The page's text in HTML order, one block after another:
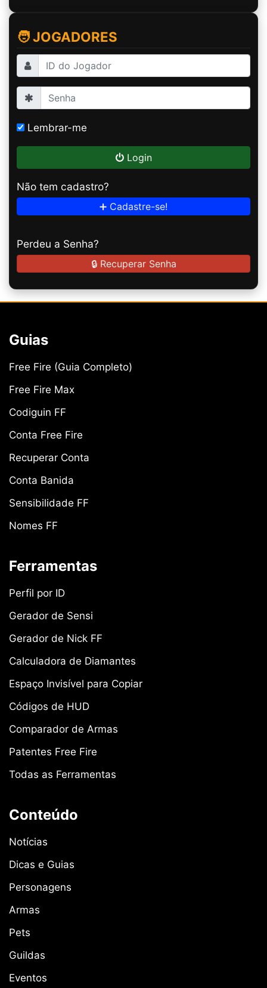
🧑 JOGADORES
Lembrar-me
Login
Não tem cadastro?
➕ Cadastre-se!
Perdeu a Senha?
🔒 Recuperar Senha
Guias
Free Fire (Guia Completo)
Free Fire Max
Codiguin FF
Conta Free Fire
Recuperar Conta
Conta Banida
Sensibilidade FF
Nomes FF
Ferramentas
Perfil por ID
Gerador de Sensi
Gerador de Nick FF
Calculadora de Diamantes
Espaço Invisível para Copiar
Códigos de HUD
Comparador de Armas
Patentes Free Fire
Todas as Ferramentas
Conteúdo
Notícias
Dicas e Guias
Personagens
Armas
Pets
Guildas
Eventos